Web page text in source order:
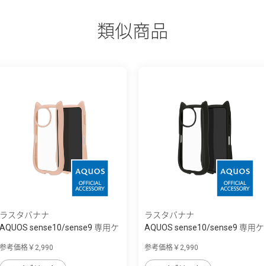
類似商品
ラスタバナナ
AQUOS sense10/sense9 専用ケ
参考価格￥2,990
ラスタバナナ
AQUOS sense10/sense9 専用ケ
参考価格￥2,990